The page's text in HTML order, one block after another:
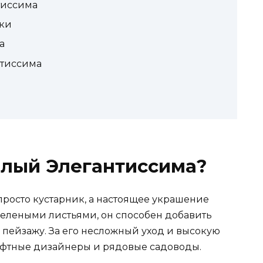
Элегантиссима?
кустарник, а настоящее украшение
листьями, он способен добавить
За его несложный уход и высокую
дизайнеры и рядовые садоводы.